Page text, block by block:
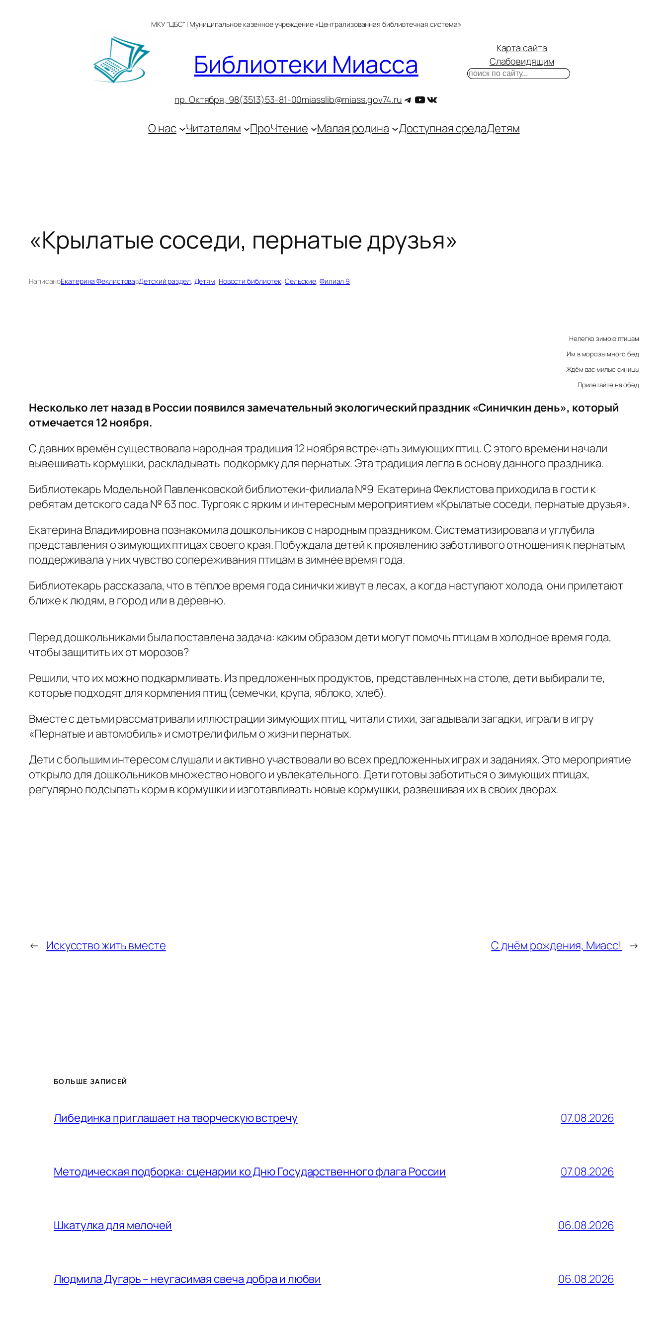
МКУ "ЦБС" | Муниципальное казенное учреждение «Централизованная библиотечная система»
Библиотеки Миасса
пр. Октября, 98(3513)53-81-00miasslib@miass.gov74.ru Telegram
YouTube
ВКонтакте
Карта сайта
Слабовидящим
Поиск
О нас Читателям ПроЧтение Малая родина Доступная средаДетям
«Крылатые соседи, пернатые друзья»
НаписаноЕкатерина ФеклистовавДетский раздел, Детям, Новости библиотек, Сельские, Филиал 9
Нелегко зимою птицам
Им в морозы много бед
Ждём вас милые синицы
Прилетайте на обед
Несколько лет назад в России появился замечательный экологический праздник «Синичкин день», который
отмечается 12 ноября.
С давних времён существовала народная традиция 12 ноября встречать зимующих птиц. С этого времени начали
вывешивать кормушки, раскладывать подкормку для пернатых. Эта традиция легла в основу данного праздника.
Библиотекарь Модельной Павленковской библиотеки-филиала №9 Екатерина Феклистова приходила в гости к
ребятам детского сада № 63 пос. Тургояк с ярким и интересным мероприятием «Крылатые соседи, пернатые друзья».
Екатерина Владимировна познакомила дошкольников с народным праздником. Систематизировала и углубила
представления о зимующих птицах своего края. Побуждала детей к проявлению заботливого отношения к пернатым,
поддерживала у них чувство сопереживания птицам в зимнее время года.
Библиотекарь рассказала, что в тёплое время года синички живут в лесах, а когда наступают холода, они прилетают
ближе к людям, в город или в деревню.
Перед дошкольниками была поставлена задача: каким образом дети могут помочь птицам в холодное время года,
чтобы защитить их от морозов?
Решили, что их можно подкармливать. Из предложенных продуктов, представленных на столе, дети выбирали те,
которые подходят для кормления птиц (семечки, крупа, яблоко, хлеб).
Вместе с детьми рассматривали иллюстрации зимующих птиц, читали стихи, загадывали загадки, играли в игру
«Пернатые и автомобиль» и смотрели фильм о жизни пернатых.
Дети с большим интересом слушали и активно участвовали во всех предложенных играх и заданиях. Это мероприятие
открыло для дошкольников множество нового и увлекательного. Дети готовы заботиться о зимующих птицах,
регулярно подсыпать корм в кормушки и изготавливать новые кормушки, развешивая их в своих дворах.
← Искусство жить вместе С днём рождения, Миасс! →
БОЛЬШЕ ЗАПИСЕЙ
Либединка приглашает на творческую встречу 07.08.2026
Методическая подборка: сценарии ко Дню Государственного флага России 07.08.2026
Шкатулка для мелочей 06.08.2026
Людмила Дугарь – неугасимая свеча добра и любви 06.08.2026